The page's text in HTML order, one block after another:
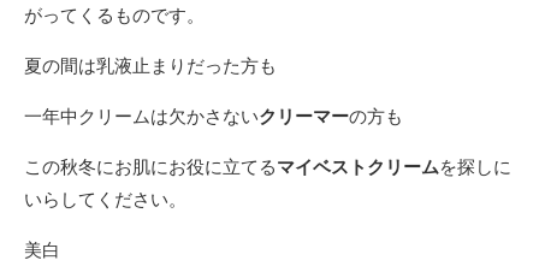
がってくるものです。
夏の間は乳液止まりだった方も
一年中クリームは欠かさないクリーマーの方も
この秋冬にお肌にお役に立てるマイベストクリームを探しに
いらしてください。
美白